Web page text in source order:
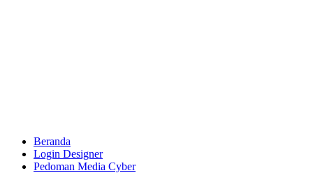
Beranda
Login Designer
Pedoman Media Cyber